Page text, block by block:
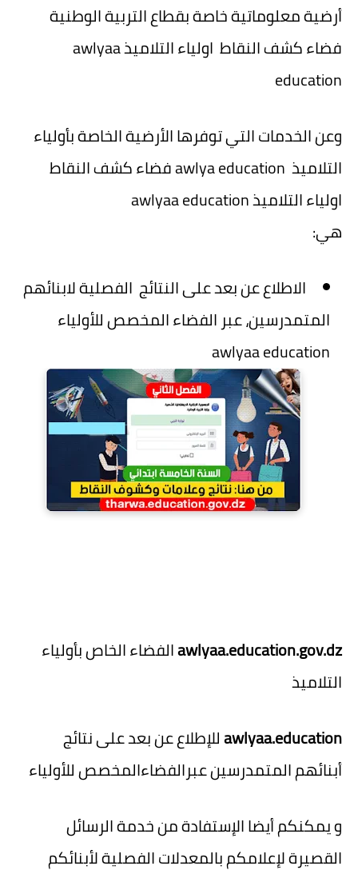
أرضية معلوماتية خاصة بقطاع التربية الوطنية
فضاء كشف النقاط اولياء التلاميذ awlyaa
education
وعن الخدمات التي توفرها الأرضية الخاصة بأولياء
التلاميذ awlya education فضاء كشف النقاط
اولياء التلاميذ awlyaa education
هي:
الاطلاع عن بعد على النتائج الفصلية لابنائهم
المتمدرسين، عبر الفضاء المخصص للأولياء
awlyaa education
awlyaa.education.gov.dzالفضاء الخاص بأولياء
التلاميذ
awlyaa.educationللإطلاع عن بعد على نتائج
أبنائهم المتمدرسين عبرالفضاءالمخصص للأولياء
و يمكنكم أيضا الإستفادة من خدمة الرسائل
القصيرة لإعلامكم بالمعدلات الفصلية لأبنائكم